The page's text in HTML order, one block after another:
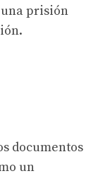
una prisión
documentos
un